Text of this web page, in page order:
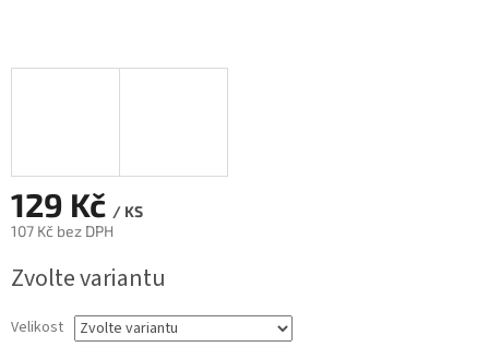
129 Kč / KS
107 Kč bez DPH
cena:
Zvolte variantu
Velikost